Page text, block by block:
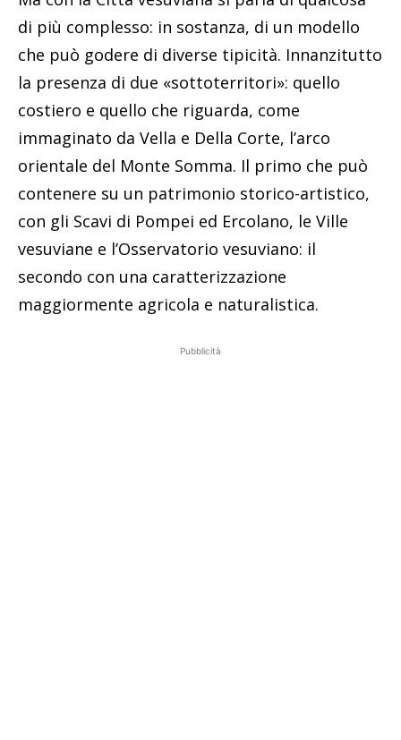
di più complesso: in sostanza, di un modello
che può godere di diverse tipicità. Innanzitutto
la presenza di due «sottoterritori»: quello
costiero e quello che riguarda, come
immaginato da Vella e Della Corte, l’arco
orientale del Monte Somma. Il primo che può
contenere su un patrimonio storico-artistico,
con gli Scavi di Pompei ed Ercolano, le Ville
vesuviane e l’Osservatorio vesuviano: il
secondo con una caratterizzazione
maggiormente agricola e naturalistica.
Pubblicità